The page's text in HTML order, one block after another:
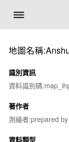
地圖名稱
識別資訊
資料識別碼
著作者
測繪者:prepared
資料類型